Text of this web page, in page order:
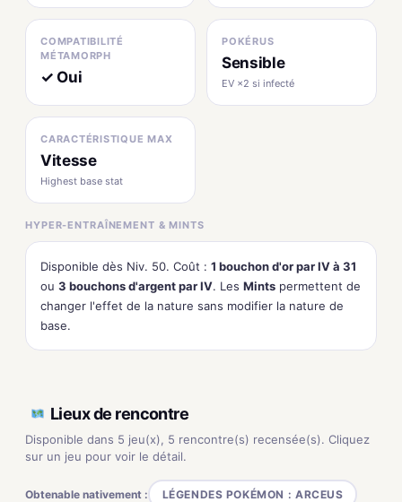
COMPATIBILITÉ
MÉTAMORPH
✓ Oui
POKÉRUS
Sensible
EV ×2 si infecté
CARACTÉRISTIQUE MAX
Vitesse
Highest base stat
HYPER-ENTRAÎNEMENT & MINTS
Disponible dès Niv. 50. Coût : 1 bouchon d'or par IV à 31
ou 3 bouchons d'argent par IV. Les Mints permettent de
changer l'effet de la nature sans modifier la nature de
base.
Lieux de rencontre
Disponible dans 5 jeu(x), 5 rencontre(s) recensée(s). Cliquez
sur un jeu pour voir le détail.
Obtenable nativement : LÉGENDES POKÉMON : ARCEUS